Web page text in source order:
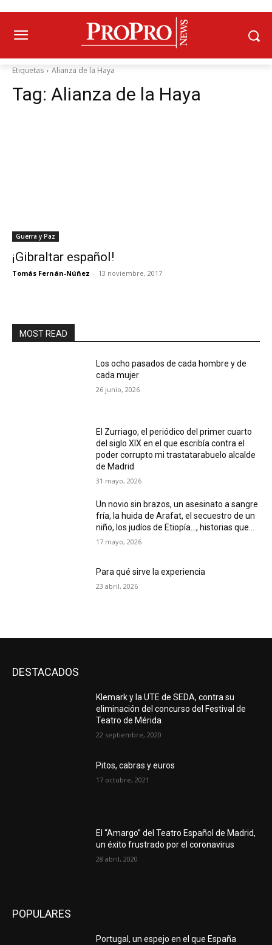
Etiquetas Alianza de la Haya
Tag: Alianza de la Haya
Guerra y Paz
¡Gibraltar español!
Tomás Fernán-Núñez - 13 noviembre, 2017
MOST READ
Los ocho pasados de cada hombre y de
cada mujer
26 junio, 2026
El Zurriago, el periódico del primer cuarto
del siglo XIX en el que escribía contra el
poder corrupto mi trastatarabuelo alcalde
de Madrid
31 mayo, 2026
Un novio sin brazos, un asesinato a sangre
fría, la huida de Arafat, el secuestro de un
niño, los judíos de Etiopía…, historias que...
17 mayo, 2026
Para qué sirve la experiencia
23 abril, 2026
DESTACADOS
Klemark y la UTE de SEDA, contra su
eliminación del concurso del Festival de
Teatro de Mérida
22 septiembre, 2020
Pitos, cabras y euros
17 octubre, 2021
El “Amargo” del Teatro Español de Madrid,
un éxito frustrado por el coronavirus
28 abril, 2020
POPULARES
Portugal, un espejo en el que España